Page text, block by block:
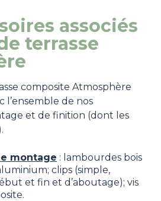
associés
terrasse
composite Atmosphère
l’ensemble de nos
et de finition (dont les
montage : lambourdes bois
clips (simple,
et fin et d’aboutage); vis